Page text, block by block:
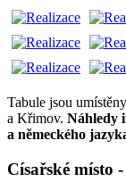
Tabule jsou
a Křimov. Náhledy
a německého
Císařské místo